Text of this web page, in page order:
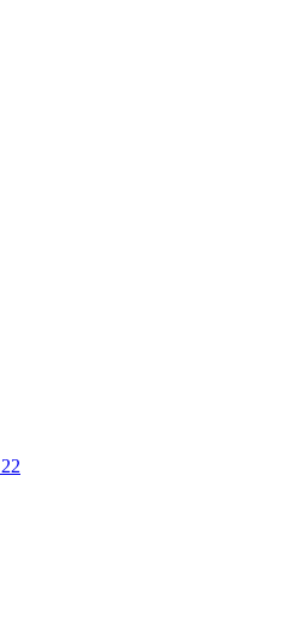
22